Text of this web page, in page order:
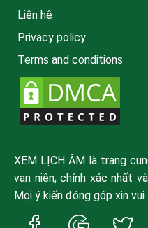
Liên hệ
Privacy policy
Terms and conditions
XEM LỊCH ÂM là trang
vạn niên, chính xác nhất
Mọi ý kiến đóng góp xin vui
Trang
Trang Trang